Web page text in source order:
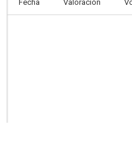
Fecha Valoración